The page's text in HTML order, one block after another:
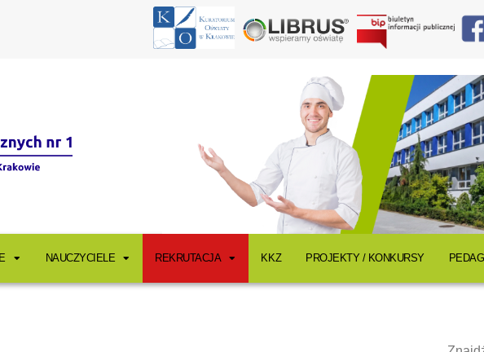
NAUCZYCIELE REKRUTACJA KKZ PROJEKTY / KONKURSY